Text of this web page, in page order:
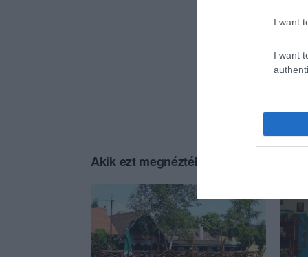
I want
I want
Akik ezt megnézték, ezeket is